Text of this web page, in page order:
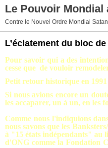
Le Pouvoir Mondial
Contre le Nouvel Ordre Mondial
L’éclatement du bloc
Pour savoir qui a des
cesse que de vouloir
Petit retour historique en
Si nous avions encore un
les accaparer, un à un, en les
Comme nous l'indiquions
noussavons que les
à "15 états indépendants" au
d'ONG comme la Fondation